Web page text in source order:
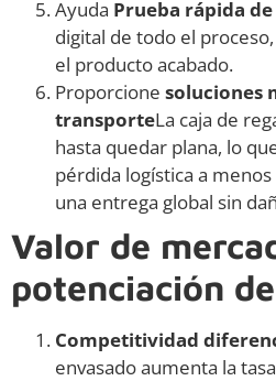
Ayuda Prueba rápida
digital de todo el
el producto acabado.
Proporcione soluciones
transporteLa caja de
hasta quedar plana, lo
pérdida logística a
una entrega global sin
Valor de
potenciación
Competitividad
envasado aumenta la